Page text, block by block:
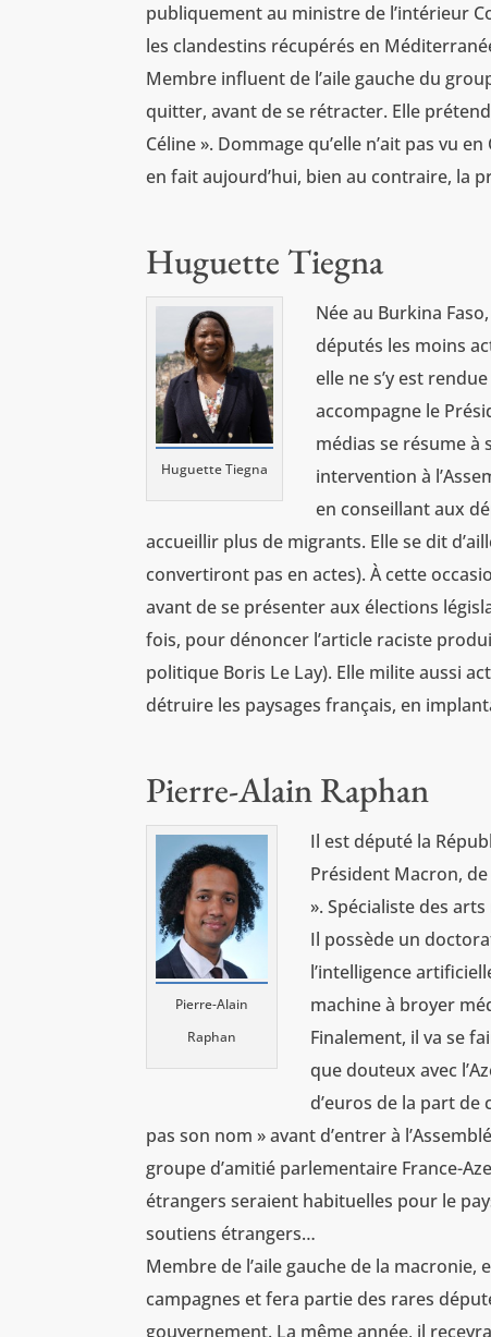
publiquement au ministre de l’intérieur
les clandestins récupérés en
Membre influent de l’aile gauche du
quitter, avant de se rétracter. Elle
Céline ». Dommage qu’elle n’ait pas vu
en fait aujourd’hui, bien au contraire, la
Huguette Tiegna
Huguette Tiegna
Née au Burkina
députés les moins
elle ne s’y est
accompagne le
médias se résume à
intervention à
en conseillant aux
accueillir plus de migrants. Elle se dit
convertiront pas en actes). À cette
avant de se présenter aux élections
fois, pour dénoncer l’article raciste
politique Boris Le Lay). Elle milite aussi
détruire les paysages français, en
Pierre-Alain Raphan
Pierre-Alain
Raphan
Il est député la
Président Macron,
». Spécialiste des
Il possède un
l’intelligence
machine à broyer
Finalement, il va se
que douteux avec
d’euros de la part
pas son nom » avant d’entrer à
groupe d’amitié parlementaire France-
étrangers seraient habituelles pour le
soutiens étrangers…
Membre de l’aile gauche de la
campagnes et fera partie des rares
gouvernement. La même année, il